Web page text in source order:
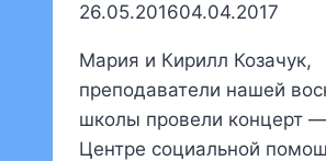
26.05.201604.04.2017
Мария и Кирилл Козачук,
преподаватели нашей
школы провели концерт —
Центре социальной